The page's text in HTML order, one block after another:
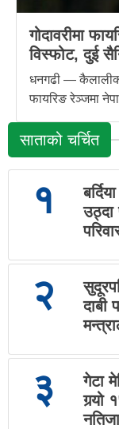
गोदावरीमा
विस्फोट, दुई
धनगढी — कैलालीको
फायरिङ रेञ्जमा
साताको चर्चित
१
उठ्दा
२
दाबी
३
गेटा
गर्‍यो
नतिजा